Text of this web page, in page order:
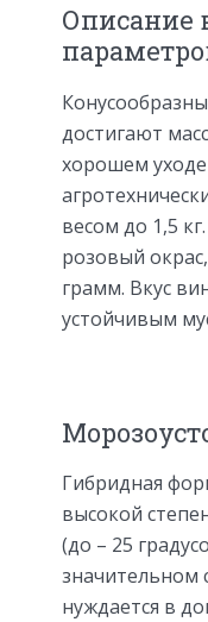
Описание
достигают
хорошем
весом до 1,5
розовый
грамм. Вкус
устойчивым
Гибридная
высокой
(до – 25
значительном
нуждается в